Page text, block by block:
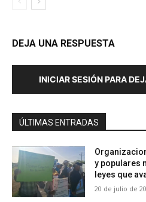
DEJA UNA RESPUESTA
INICIAR SESIÓN PARA
ÚLTIMAS ENTRADAS
y populares
leyes que
20 de julio de